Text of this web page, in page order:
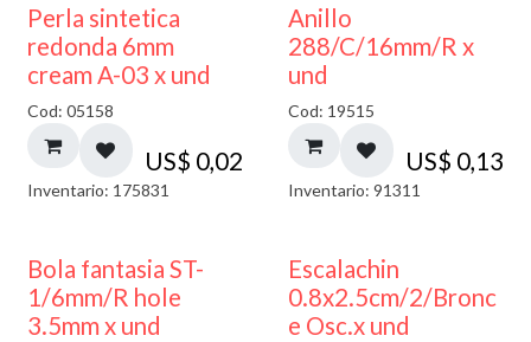
Perla sintetica
redonda 6mm
cream A-03 x und
Cod: 05158
US$ 0,02
Inventario: 175831
Anillo
288/C/16mm/R x
und
Cod: 19515
US$ 0,13
Inventario: 91311
Bola fantasia ST-
1/6mm/R hole
3.5mm x und
Escalachin
0.8x2.5cm/2/Bronc
e Osc.x und